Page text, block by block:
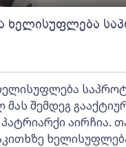
ხელისუფლება
შემდეგ
აირჩია.